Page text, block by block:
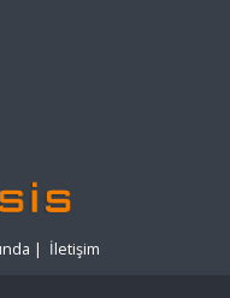
| İletişim